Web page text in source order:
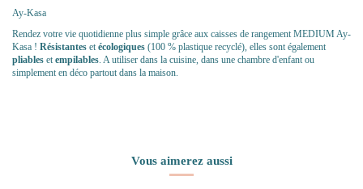
Ay-Kasa
Rendez votre vie quotidienne plus simple grâce aux caisses de rangement MEDIUM Ay-
Kasa ! Résistantes et écologiques (100 % plastique recyclé), elles sont également
pliables et empilables . A utiliser dans la cuisine, dans une chambre d'enfant ou
simplement en déco partout dans la maison.
Vous aimerez aussi